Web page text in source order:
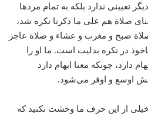
تعیینی ندارد بلکه به تمام مردها
صلاة هم علی ما ذکرنا نکره شد،
صلاة صبح و مغرب و عشاء و صلاة عاجز
در نکره بدلیت است. ما او را
دارد، چونکه معنا ابهام دارد
اوسع و اوفر می‌شود.
از این حرف ما وحشت نکنید که